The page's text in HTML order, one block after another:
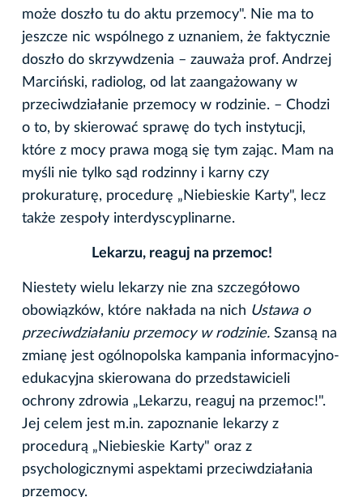
może doszło tu do aktu przemocy". Nie ma to
jeszcze nic wspólnego z uznaniem, że faktycznie
doszło do skrzywdzenia – zauważa prof. Andrzej
Marciński, radiolog, od lat zaangażowany w
przeciwdziałanie przemocy w rodzinie. – Chodzi
o to, by skierować sprawę do tych instytucji,
które z mocy prawa mogą się tym zając. Mam na
myśli nie tylko sąd rodzinny i karny czy
prokuraturę, procedurę „Niebieskie Karty", lecz
także zespoły interdyscyplinarne.
Lekarzu, reaguj na przemoc!
Niestety wielu lekarzy nie zna szczegółowo
obowiązków, które nakłada na nich Ustawa o
przeciwdziałaniu przemocy w rodzinie. Szansą na
zmianę jest ogólnopolska kampania informacyjno-
edukacyjna skierowana do przedstawicieli
ochrony zdrowia „Lekarzu, reaguj na przemoc!".
Jej celem jest m.in. zapoznanie lekarzy z
procedurą „Niebieskie Karty" oraz z
psychologicznymi aspektami przeciwdziałania
przemocy.